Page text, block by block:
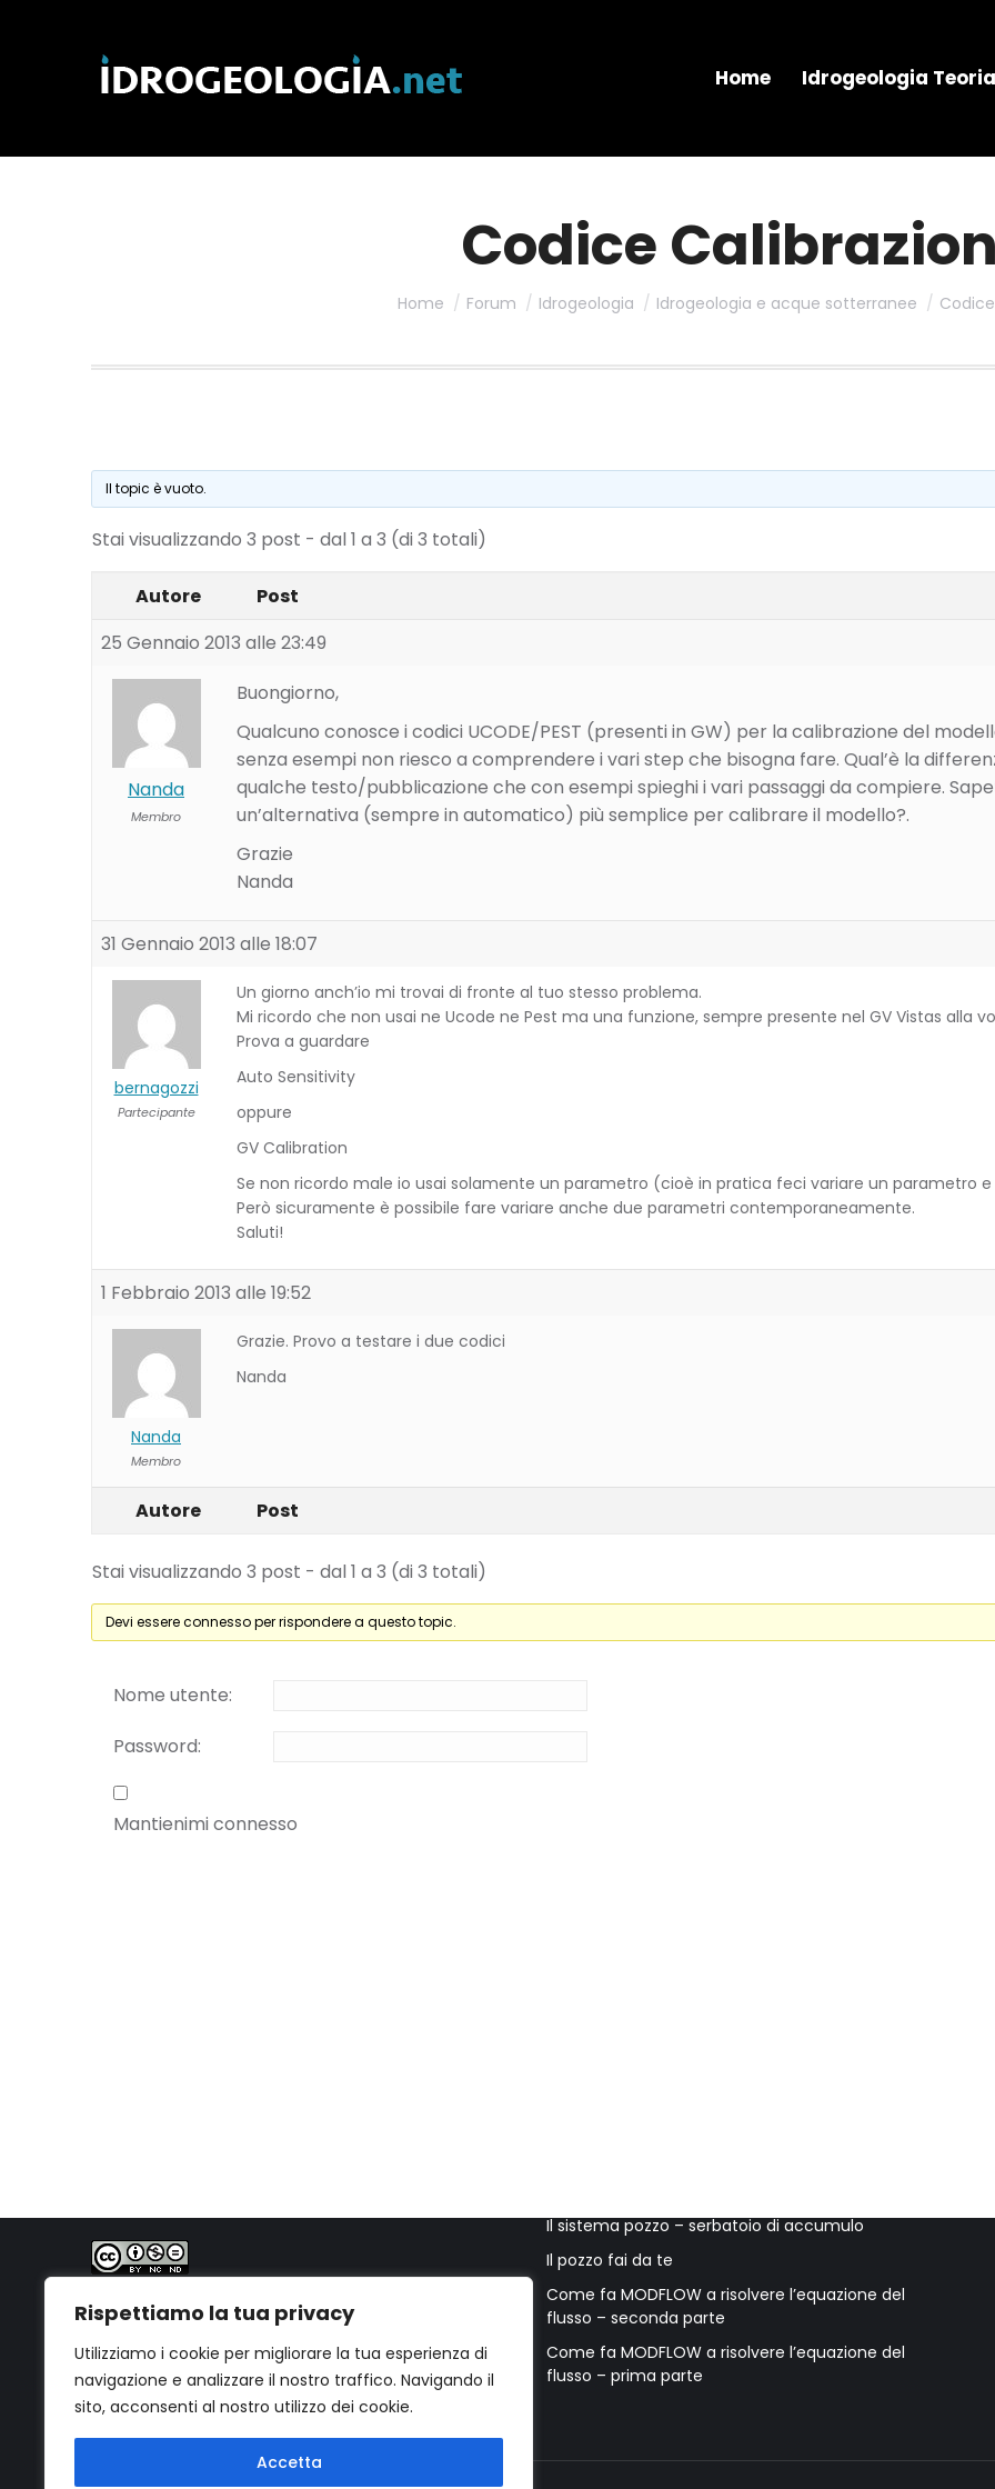
Rispettiamo la tua privacy
Utilizziamo i cookie per migliorare la tua esperienza di
navigazione e analizzare il nostro traffico. Navigando il
sito, acconsenti al nostro utilizzo dei cookie.
Accetta
Home Idrogeologia Teoria
Codice
Home Forum Idrogeologia Idrogeologia e acque sotterranee
Il topic è vuoto.
Stai visualizzando 3 post - dal 1 a 3 (di 3 totali)
Autore
Post
25 Gennaio 2013 alle 23:49
Nanda
Membro
Buongiorno,
Qualcuno conosce i codici UCODE/PEST (presenti in GW) per la calibrazione del
senza esempi non riesco a comprendere i vari step che bisogna fare. Qual’è la
qualche testo/pubblicazione che con esempi spieghi i vari passaggi da compiere.
un’alternativa (sempre in automatico) più semplice per calibrare il modello?.
Grazie
Nanda
31 Gennaio 2013 alle 18:07
bernagozzi
Partecipante
Un giorno anch’io mi trovai di fronte al tuo stesso problema.
Mi ricordo che non usai ne Ucode ne Pest ma una funzione, sempre presente nel GV Vistas alla
Prova a guardare
Auto Sensitivity
oppure
GV Calibration
Se non ricordo male io usai solamente un parametro (cioè in pratica feci variare un parametro
Però sicuramente è possibile fare variare anche due parametri contemporaneamente.
Saluti!
1 Febbraio 2013 alle 19:52
Nanda
Membro
Grazie. Provo a testare i due codici
Nanda
Autore Post
Stai visualizzando 3 post - dal 1 a 3 (di 3 totali)
Devi essere connesso per rispondere a questo topic.
Nome utente:
Password:
Mantienimi connesso
Commons Attribuzione - Non commerciale - Non
Il sistema pozzo – serbatoio di accumulo
Il pozzo fai da te
Come fa MODFLOW a risolvere l’equazione del
flusso – seconda parte
Come fa MODFLOW a risolvere l’equazione del
flusso – prima parte